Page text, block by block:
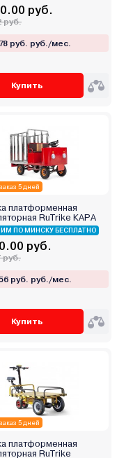
руб.
руб.
руб. руб./мес.
Купить
5 дней
платформенная
RuTrike КАРА
ПО МИНСКУ БЕСПЛАТНО
руб.
руб.
руб. руб./мес.
Купить
5 дней
платформенная
RuTrike